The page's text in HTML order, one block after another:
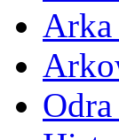
Arka